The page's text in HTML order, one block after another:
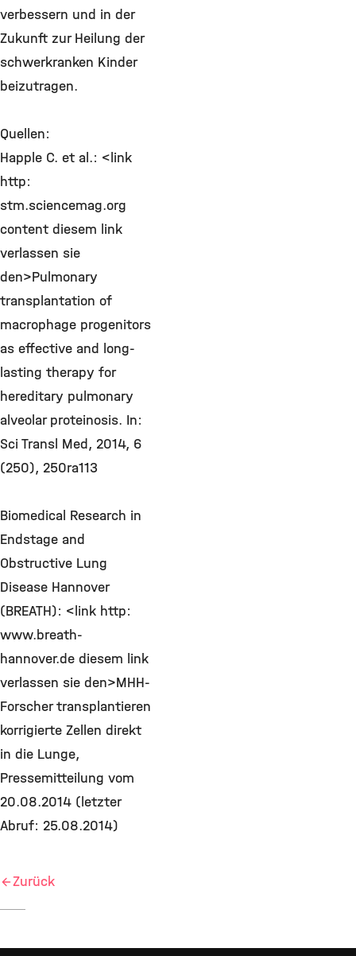
verbessern und in der
Zukunft zur Heilung der
schwerkranken Kinder
beizutragen.
Quellen:
Happle C. et al.: <link
http:
stm.sciencemag.org
content diesem link
verlassen sie
den>Pulmonary
transplantation of
macrophage progenitors
as effective and long-
lasting therapy for
hereditary pulmonary
alveolar proteinosis. In:
Sci Transl Med, 2014, 6
(250), 250ra113
Biomedical Research in
Endstage and
Obstructive Lung
Disease Hannover
(BREATH): <link http:
www.breath-
hannover.de diesem link
verlassen sie den>MHH-
Forscher transplantieren
korrigierte Zellen direkt
in die Lunge,
Pressemitteilung vom
20.08.2014 (letzter
Abruf: 25.08.2014)
Zurück